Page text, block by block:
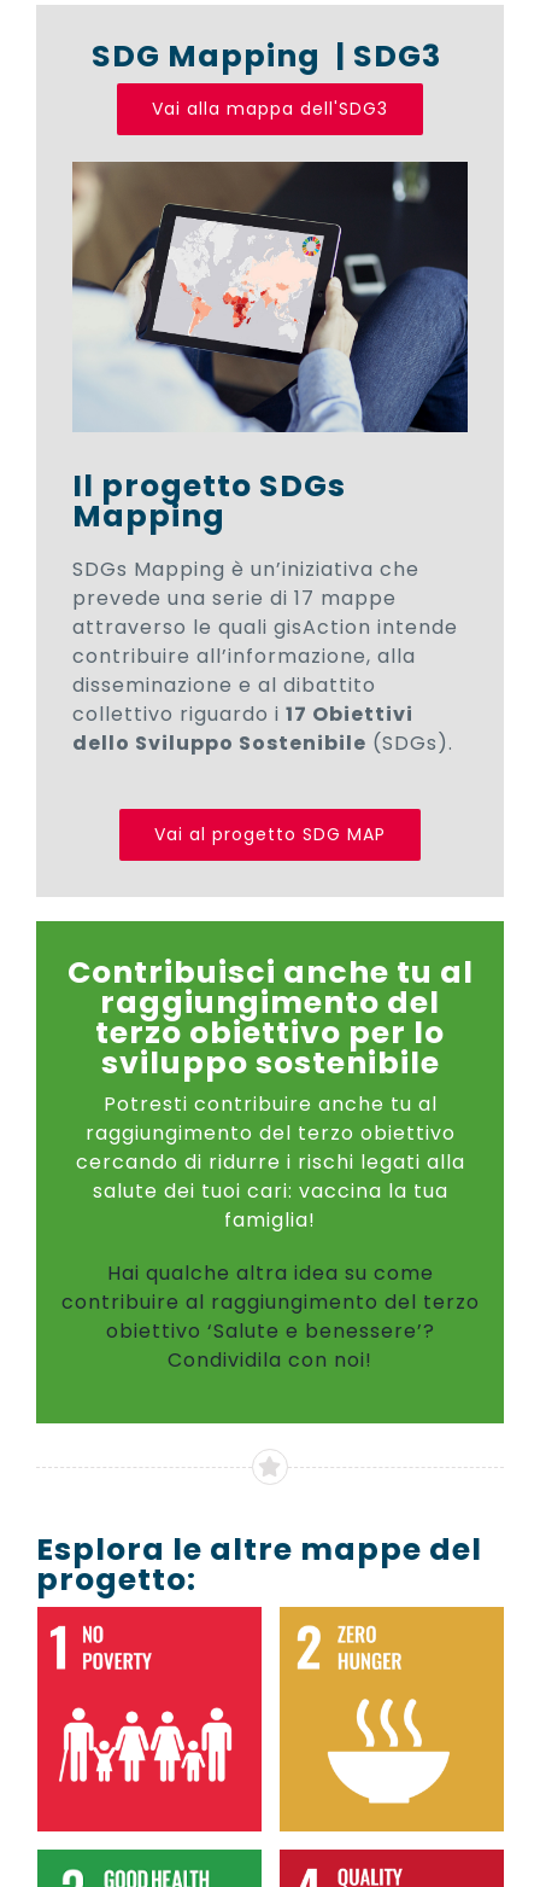
SDG Mapping | SDG3
Vai alla mappa dell'SDG3
Il progetto SDGs
Mapping
SDGs Mapping è un’iniziativa che
prevede una serie di 17 mappe
attraverso le quali gisAction intende
contribuire all’informazione, alla
disseminazione e al dibattito
collettivo riguardo i 17 Obiettivi
dello Sviluppo Sostenibile (SDGs).
Vai al progetto SDG MAP
Contribuisci anche tu al
raggiungimento del
terzo obiettivo per lo
sviluppo sostenibile
Potresti contribuire anche tu al
raggiungimento del terzo obiettivo
cercando di ridurre i rischi legati alla
salute dei tuoi cari: vaccina la tua
famiglia!
Hai qualche altra idea su come
contribuire al raggiungimento del terzo
obiettivo ‘Salute e benessere’?
Condividila con noi!
Esplora le altre mappe del
progetto: